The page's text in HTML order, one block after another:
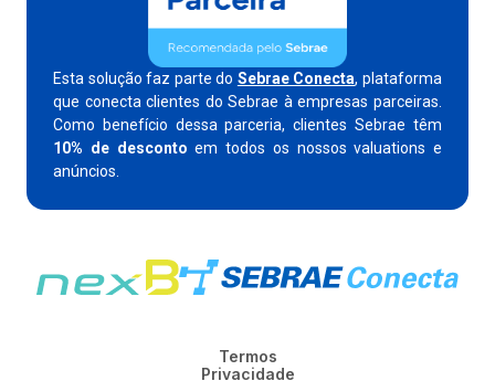
Esta solução faz parte do Sebrae Conecta, plataforma
que conecta clientes do Sebrae à empresas parceiras.
Como benefício dessa parceria, clientes Sebrae têm
10% de desconto em todos os nossos valuations e
anúncios.
Termos
Privacidade